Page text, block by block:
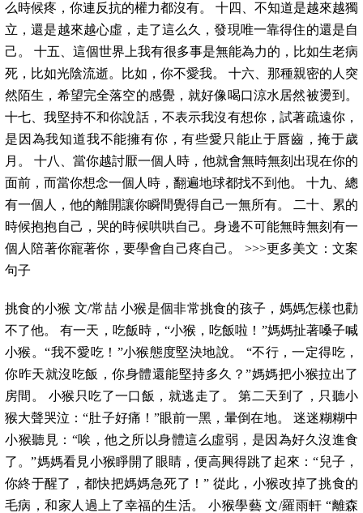
么時候疼，你連反抗的權力都沒有。 十四、不知道是越來越獨
立，還是越來越心虛，走了這么久，發現唯一靠得住的還是自
己。 十五、這個世界上我有很多事是無能為力的，比如生老病
死，比如光陰流逝。比如，你不愛我。 十六、那種親密的人突
然陌生，希望完全落空的感覺，就好像喝口涼水居然被燙到。
十七、我堅持不和你說話，不表示我沒有想你，試著疏遠你，
是因為我知道我不能擁有你，有些愛只能止于唇齒，掩于歲
月。 十八、當你越討厭一個人時，他就會無時無刻出現在你的
面前，而當你想念一個人時，翻遍地球都找不到他。 十九、總
有一個人，他的離開讓你瞬間覺得自己一無所有。 二十、累的
時候抱抱自己，哭的時候哄哄自己。身邊不可能無時無刻有一
個人陪著你寵著你，要學會自己疼自己。 >>>更多美文：文案
句子
挑食的小猴 文/常喆 小猴是個非常挑食的孩子，媽媽怎樣也勸
不了他。 有一天，吃飯時，“小猴，吃飯啦！”媽媽扯著嗓子喊
小猴。“我不愛吃！”小猴態度堅決地說。 “不行，一定得吃，
你昨天就沒吃飯，你身體還能堅持多久？”媽媽把小猴拉出了
房間。 小猴只吃了一口飯，就逃走了。 第二天到了，只聽小
猴大聲哭泣：“肚子好痛！”眼前一黑，暈倒在地。 迷迷糊糊中
小猴聽見：“唉，他之所以身體這么虛弱，是因為好久沒進食
了。”媽媽看見小猴睜開了眼睛，便高興得跳了起來：“兒子，
你終于醒了，都快把媽媽急死了！” 從此，小猴改掉了挑食的
毛病，和家人過上了幸福的生活。 小猴學藝 文/羅雨軒 “離森